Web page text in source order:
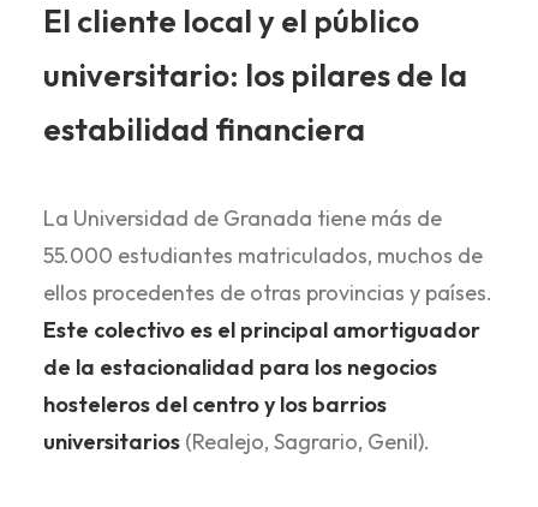
El cliente local y el público
universitario: los pilares de la
estabilidad financiera
La Universidad de Granada tiene más de
55.000 estudiantes matriculados, muchos de
ellos procedentes de otras provincias y países.
Este colectivo es el principal amortiguador
de la estacionalidad para los negocios
hosteleros del centro y los barrios
universitarios (Realejo, Sagrario, Genil).